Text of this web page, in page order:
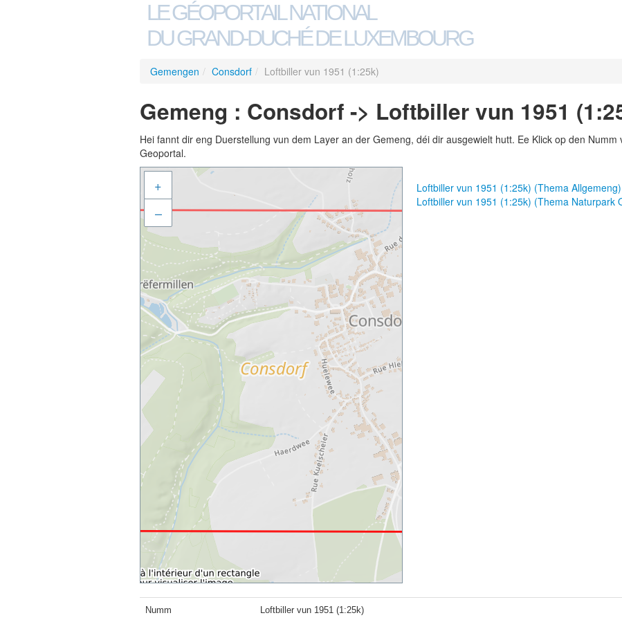
LE GÉOPORTAIL NATIONAL
DU GRAND-DUCHÉ DE LUXEMBOURG
Gemengen / Consdorf / Loftbiller vun 1951 (1:25k)
Gemeng : Consdorf -> Loftbiller vun 1951
Hei fannt dir eng Duerstellung vun dem Layer an der Gemeng, déi dir ausgewielt hutt. Ee Klick op den
Geoportal.
+
–
Loftbiller vun 1951 (1:25k) (Thema Allgemeng)
Loftbiller vun 1951 (1:25k) (Thema Naturpark
Numm Loftbiller vun 1951 (1:25k)